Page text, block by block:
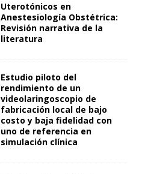
Uterotónicos en
Anestesiología Obstétrica:
Revisión narrativa de la
literatura
Estudio piloto del
rendimiento de un
videolaringoscopio de
fabricación local de bajo
costo y baja fidelidad con
uno de referencia en
simulación clínica